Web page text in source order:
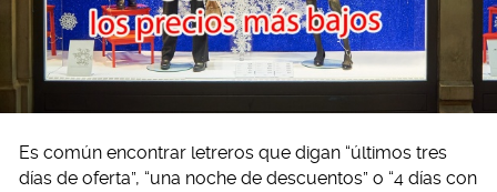
Es común encontrar letreros que digan “últimos tres
días de oferta”, “una noche de descuentos” o “4 días con